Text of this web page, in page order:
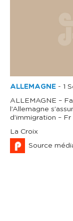
ALLEMAGNE - 1
ALLEMAGNE –
l’Allemagne
d’immigration – Fr
La Croix
Source